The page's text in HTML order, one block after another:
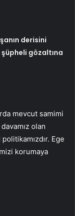
derisini
gözaltına
mevcut samimi
olan
Ege
korumaya